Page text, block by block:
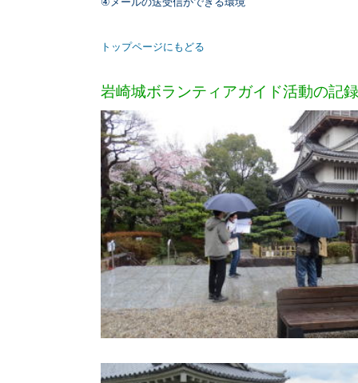
④メールの送受信ができる環境
トップページにもどる
岩崎城ボランティアガイド活動の記録